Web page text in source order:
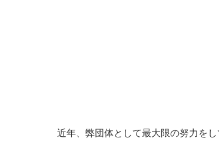
近年、弊団体として最大限の努力を